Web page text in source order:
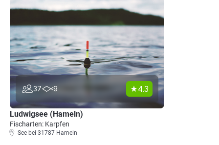
37 9 4.3
Ludwigsee (Hameln)
Fischarten: Karpfen
See bei 31787 Hameln